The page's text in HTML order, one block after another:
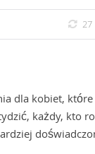
dla kobiet,
każdy, kto